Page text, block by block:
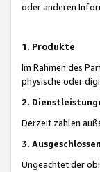
oder anderen
1. Produkte
Im Rahmen des
physische oder
2.
Derzeit zählen
3.
Ungeachtet der